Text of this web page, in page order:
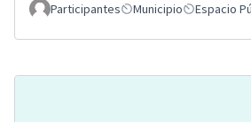
Participantes
Municipio Espacio